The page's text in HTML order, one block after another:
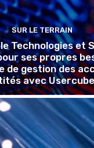
SUR LE TERRAIN
Technologies et
ses propres
de gestion des
avec